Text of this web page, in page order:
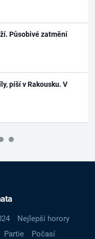
Působivé zatmění
píší v Rakousku. V
Nejlepší horory
Partie
Počasí